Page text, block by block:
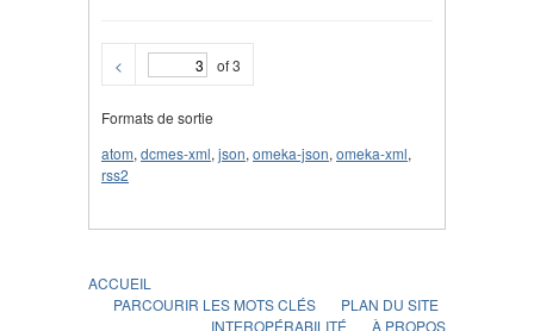
< of 3
Formats de sortie
atom, dcmes-xml, json, omeka-json, omeka-xml,
rss2
ACCUEIL
PARCOURIR LES MOTS CLÉS
PLAN DU SITE
INTEROPÉRABILITÉ
À PROPOS